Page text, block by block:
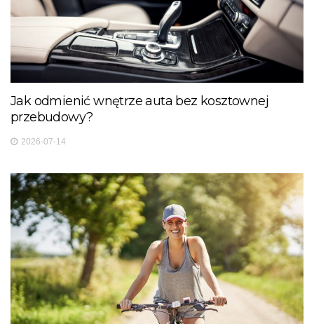
Jak odmienić wnętrze auta bez kosztownej
przebudowy?
2026-07-14